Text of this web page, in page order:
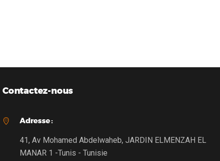
Contactez-nous
Adresse :
41, Av Mohamed Abdelwaheb, JARDIN ELMENZAH EL
MANAR 1 -Tunis - Tunisie